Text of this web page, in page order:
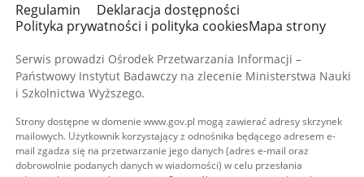
Regulamin
Deklaracja dostępności
Polityka prywatności i polityka cookiesMapa strony
Serwis prowadzi Ośrodek Przetwarzania Informacji –
Państwowy Instytut Badawczy na zlecenie Ministerstwa Nauki
i Szkolnictwa Wyższego.
Strony dostępne w domenie www.gov.pl mogą zawierać adresy skrzynek
mailowych. Użytkownik korzystający z odnośnika będącego adresem e-
mail zgadza się na przetwarzanie jego danych (adres e-mail oraz
dobrowolnie podanych danych w wiadomości) w celu przesłania